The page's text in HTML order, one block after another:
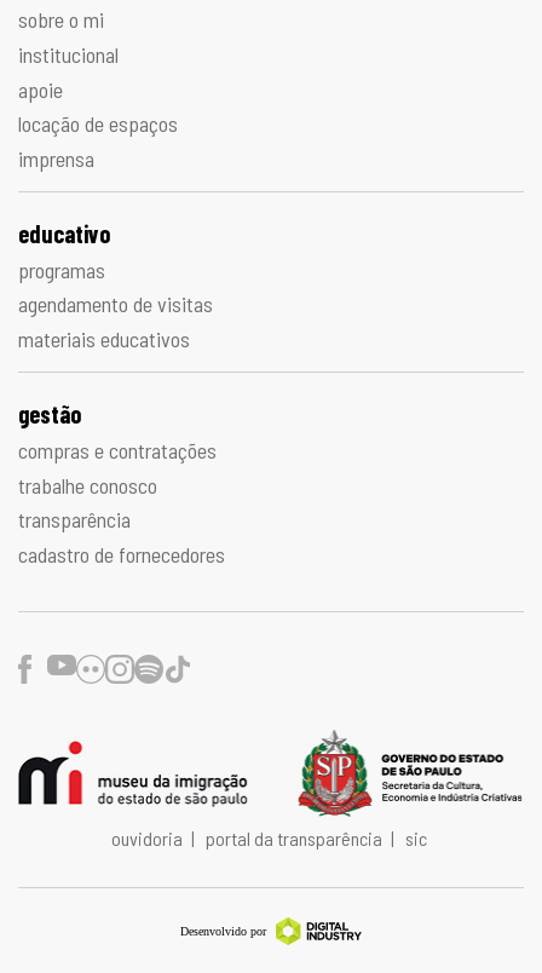
sobre o mi
institucional
apoie
locação de espaços
imprensa
educativo
programas
agendamento de visitas
materiais educativos
gestão
compras e contratações
trabalhe conosco
transparência
cadastro de fornecedores
Facebook
Youtube
FlickrInstagram
Spotify
TikTok
ouvidoria | portal da transparência | sic